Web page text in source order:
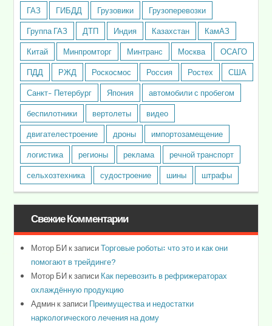
ГАЗ
ГИБДД Грузовики
Грузоперевозки
Группа ГАЗ
ДТП Индия Казахстан
КамАЗ
Китай
Минпромторг Минтранс Москва
ОСАГО
ПДД
РЖД Роскосмос Россия Ростех
США
Санкт- Петербург
Япония
автомобили с пробегом
беспилотники
вертолеты
видео
двигателестроение
дроны
импортозамещение
логистика
регионы реклама
речной транспорт
сельхозтехника
судостроение шины штрафы
Свежие Комментарии
Мотор БИк записиТорговые роботы: что это и как они
помогают в трейдинге?
Мотор БИк записиКак перевозить в рефрижераторах
охлаждённую продукцию
Админк записиПреимущества и недостатки
наркологического лечения на дому